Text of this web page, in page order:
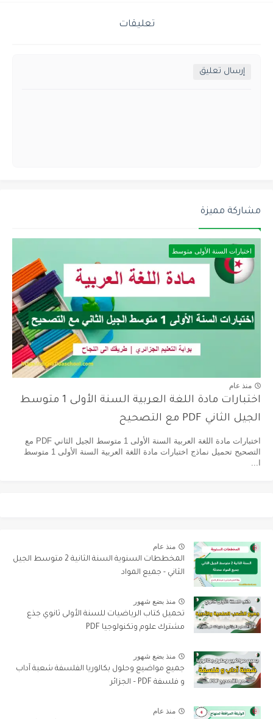
تعليقات
إرسال تعليق
مشاركة مميزة
اختبارات السنة الأولى متوسط
منذ عام
اختبارات مادة اللغة العربية السنة الأولى 1 متوسط
الجيل الثاني PDF مع التصحيح
اختبارات مادة اللغة العربية السنة الأولى 1 متوسط الجيل الثاني PDF مع
التصحيح تحميل نماذج اختبارات مادة اللغة العربية السنة الأولى 1 متوسط
ا...
منذ عام
المخططات السنوية السنة الثانية 2 متوسط الجيل
الثاني - جميع المواد
منذ بضع شهور
تحميل كتاب الرياضيات للسنة الأولى ثانوي جذع
مشترك علوم وتكنولوجيا PDF
منذ بضع شهور
جميع مواضيع وحلول بكالوريا الفلسفة شعبة آداب
و فلسفة PDF – الجزائر
منذ عام